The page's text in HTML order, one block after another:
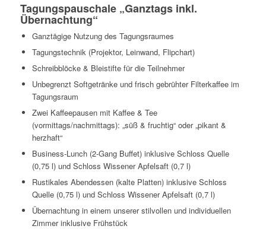
Tagungspauschale „Ganztags inkl.
Übernachtung“
Ganztägige Nutzung des Tagungsraumes
Tagungstechnik (Projektor, Leinwand, Flipchart)
Schreibblöcke & Bleistifte für die Teilnehmer
Unbegrenzt Softgetränke und frisch gebrühter Filterkaffee im
Tagungsraum
Zwei Kaffeepausen mit Kaffee & Tee
(vormittags/nachmittags): „süß & fruchtig“ oder „pikant &
herzhaft“
Business-Lunch (2-Gang Buffet) inklusive Schloss Quelle
(0,75 l) und Schloss Wissener Apfelsaft (0,7 l)
Rustikales Abendessen (kalte Platten) inklusive Schloss
Quelle (0,75 l) und Schloss Wissener Apfelsaft (0,7 l)
Übernachtung in einem unserer stilvollen und individuellen
Zimmer inklusive Frühstück